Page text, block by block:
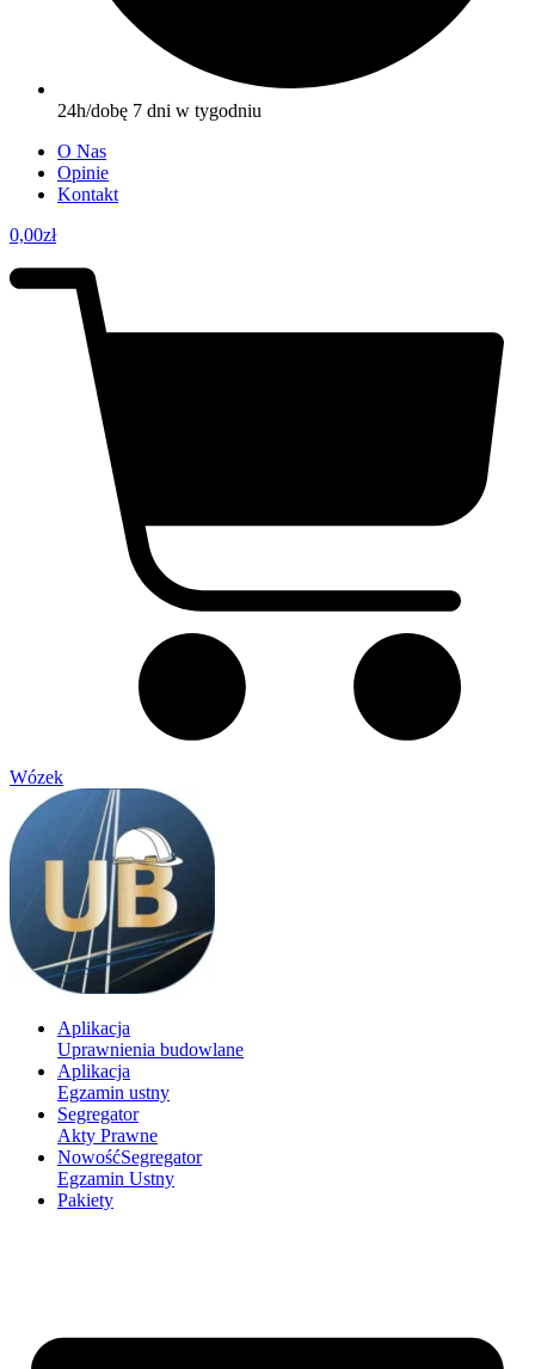
24h/dobę 7 dni w tygodniu
O Nas
Opinie
Kontakt
0,00zł
Wózek
Aplikacja
Uprawnienia budowlane
Aplikacja
Egzamin ustny
Segregator
Akty Prawne
NowośćSegregator
Egzamin Ustny
Pakiety